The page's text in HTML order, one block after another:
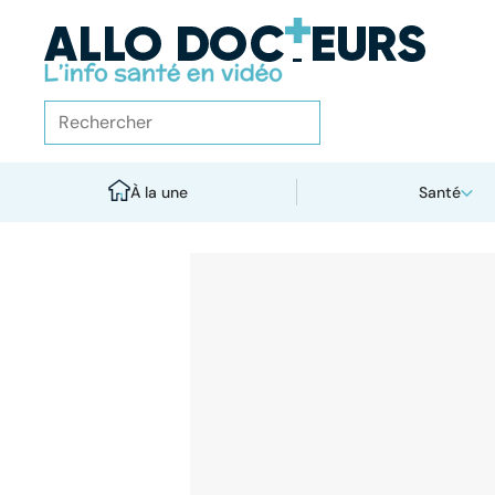
À la une Santé